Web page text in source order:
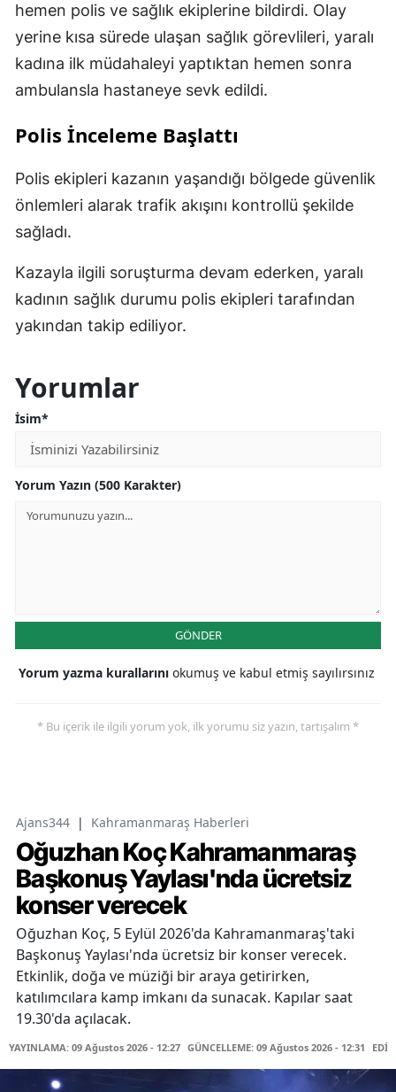
hemen polis ve sağlık ekiplerine bildirdi. Olay
yerine kısa sürede ulaşan sağlık görevlileri, yaralı
kadına ilk müdahaleyi yaptıktan hemen sonra
ambulansla hastaneye sevk edildi.
Polis İnceleme Başlattı
Polis ekipleri kazanın yaşandığı bölgede güvenlik
önlemleri alarak trafik akışını kontrollü şekilde
sağladı.
Kazayla ilgili soruşturma devam ederken, yaralı
kadının sağlık durumu polis ekipleri tarafından
yakından takip ediliyor.
Yorumlar
İsim*
Yorum Yazın (500 Karakter)
GÖNDER
Yorum yazma kurallarını okumuş ve kabul etmiş sayılırsınız
* Bu içerik ile ilgili yorum yok, ilk yorumu siz yazın, tartışalım *
Ajans344 | Kahramanmaraş Haberleri
Oğuzhan Koç Kahramanmaraş
Başkonuş Yaylası'nda ücretsiz
konser verecek
Oğuzhan Koç, 5 Eylül 2026'da Kahramanmaraş'taki
Başkonuş Yaylası'nda ücretsiz bir konser verecek.
Etkinlik, doğa ve müziği bir araya getirirken,
katılımcılara kamp imkanı da sunacak. Kapılar saat
19.30'da açılacak.
YAYINLAMA: 09 Ağustos 2026 - 12:27 GÜNCELLEME: 09 Ağustos 2026 - 12:31